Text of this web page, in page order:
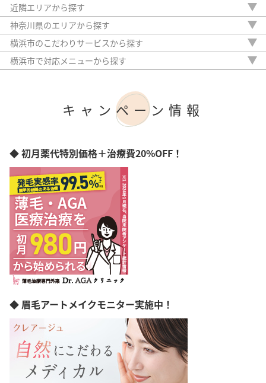
近隣エリアから探す
栃木県
群馬県
埼玉県
千葉県
東京都
神奈川県のエリアから探す
藤沢市
相模原市
横浜市
横浜市のこだわりサービスから探す
駅から徒歩5分以内
20時以降OK
女性スタッフのみ
横浜市で対応メニューから探す
キャンペーン情報
◆ 初月薬代特別価格＋治療費20%OFF！
◆ 眉毛アートメイクモニター実施中！